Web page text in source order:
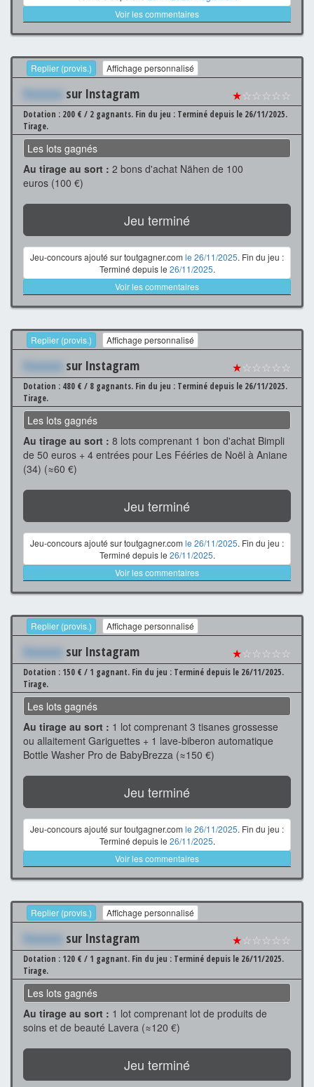
Voir les commentaires
Replier (provis.) Affichage personnalisé
Xxxxxxx sur Instagram ★☆☆☆☆☆
Dotation : 200 € / 2 gagnants. Fin du jeu : Terminé depuis le 26/11/2025.
Tirage.
Les lots gagnés
Au tirage au sort : 2 bons d'achat Nähen de 100
euros (100 €)
Jeu terminé
Jeu-concours ajouté sur toutgagner.com le 26/11/2025. Fin du jeu :
Terminé depuis le 26/11/2025.
Voir les commentaires
Replier (provis.) Affichage personnalisé
Xxxxxxx sur Instagram ★☆☆☆☆☆
Dotation : 480 € / 8 gagnants. Fin du jeu : Terminé depuis le 26/11/2025.
Tirage.
Les lots gagnés
Au tirage au sort : 8 lots comprenant 1 bon d'achat Bimpli
de 50 euros + 4 entrées pour Les Fééries de Noël à Aniane
(34) (≈60 €)
Jeu terminé
Jeu-concours ajouté sur toutgagner.com le 26/11/2025. Fin du jeu :
Terminé depuis le 26/11/2025.
Voir les commentaires
Replier (provis.) Affichage personnalisé
Xxxxxxx sur Instagram ★☆☆☆☆☆
Dotation : 150 € / 1 gagnant. Fin du jeu : Terminé depuis le 26/11/2025.
Tirage.
Les lots gagnés
Au tirage au sort : 1 lot comprenant 3 tisanes grossesse
ou allaitement Gariguettes + 1 lave-biberon automatique
Bottle Washer Pro de BabyBrezza (≈150 €)
Jeu terminé
Jeu-concours ajouté sur toutgagner.com le 26/11/2025. Fin du jeu :
Terminé depuis le 26/11/2025.
Voir les commentaires
Replier (provis.) Affichage personnalisé
Xxxxxxx sur Instagram ★☆☆☆☆☆
Dotation : 120 € / 1 gagnant. Fin du jeu : Terminé depuis le 26/11/2025.
Tirage.
Les lots gagnés
Au tirage au sort : 1 lot comprenant lot de produits de
soins et de beauté Lavera (≈120 €)
Jeu terminé